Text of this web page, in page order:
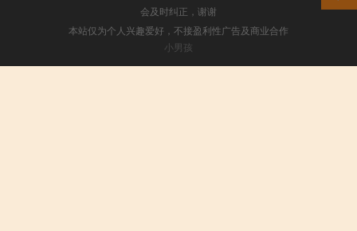
会及时纠正，谢谢
本站仅为个人兴趣爱好，不接盈利性广告及商业合作
小男孩